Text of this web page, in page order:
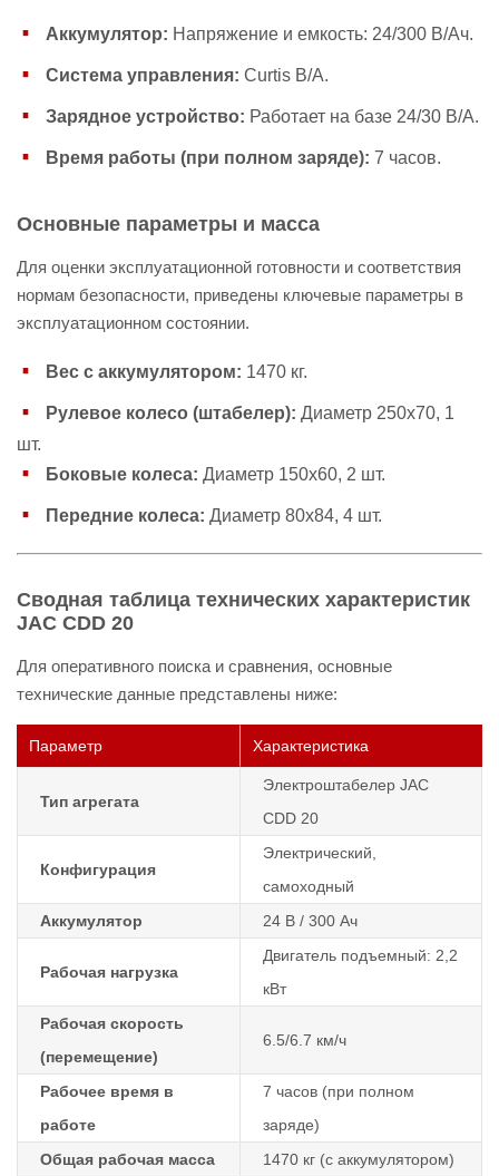
Аккумулятор: Напряжение и емкость: 24/300 В/Ач.
Система управления: Curtis В/А.
Зарядное устройство: Работает на базе 24/30 В/А.
Время работы (при полном заряде): 7 часов.
Основные параметры и масса
Для оценки эксплуатационной готовности и соответствия
нормам безопасности, приведены ключевые параметры в
эксплуатационном состоянии.
Вес с аккумулятором: 1470 кг.
Рулевое колесо (штабелер): Диаметр 250х70, 1
шт.
Боковые колеса: Диаметр 150х60, 2 шт.
Передние колеса: Диаметр 80х84, 4 шт.
Сводная таблица технических характеристик
JAC CDD 20
Для оперативного поиска и сравнения, основные
технические данные представлены ниже:
Параметр Характеристика
Тип агрегата
Электроштабелер JAC
CDD 20
Конфигурация
Электрический,
самоходный
Аккумулятор
24 В / 300 Ач
Рабочая нагрузка
Двигатель подъемный: 2,2
кВт
Рабочая скорость
(перемещение)
6.5/6.7 км/ч
Рабочее время в
работе
7 часов (при полном
заряде)
Общая рабочая масса
1470 кг (с аккумулятором)